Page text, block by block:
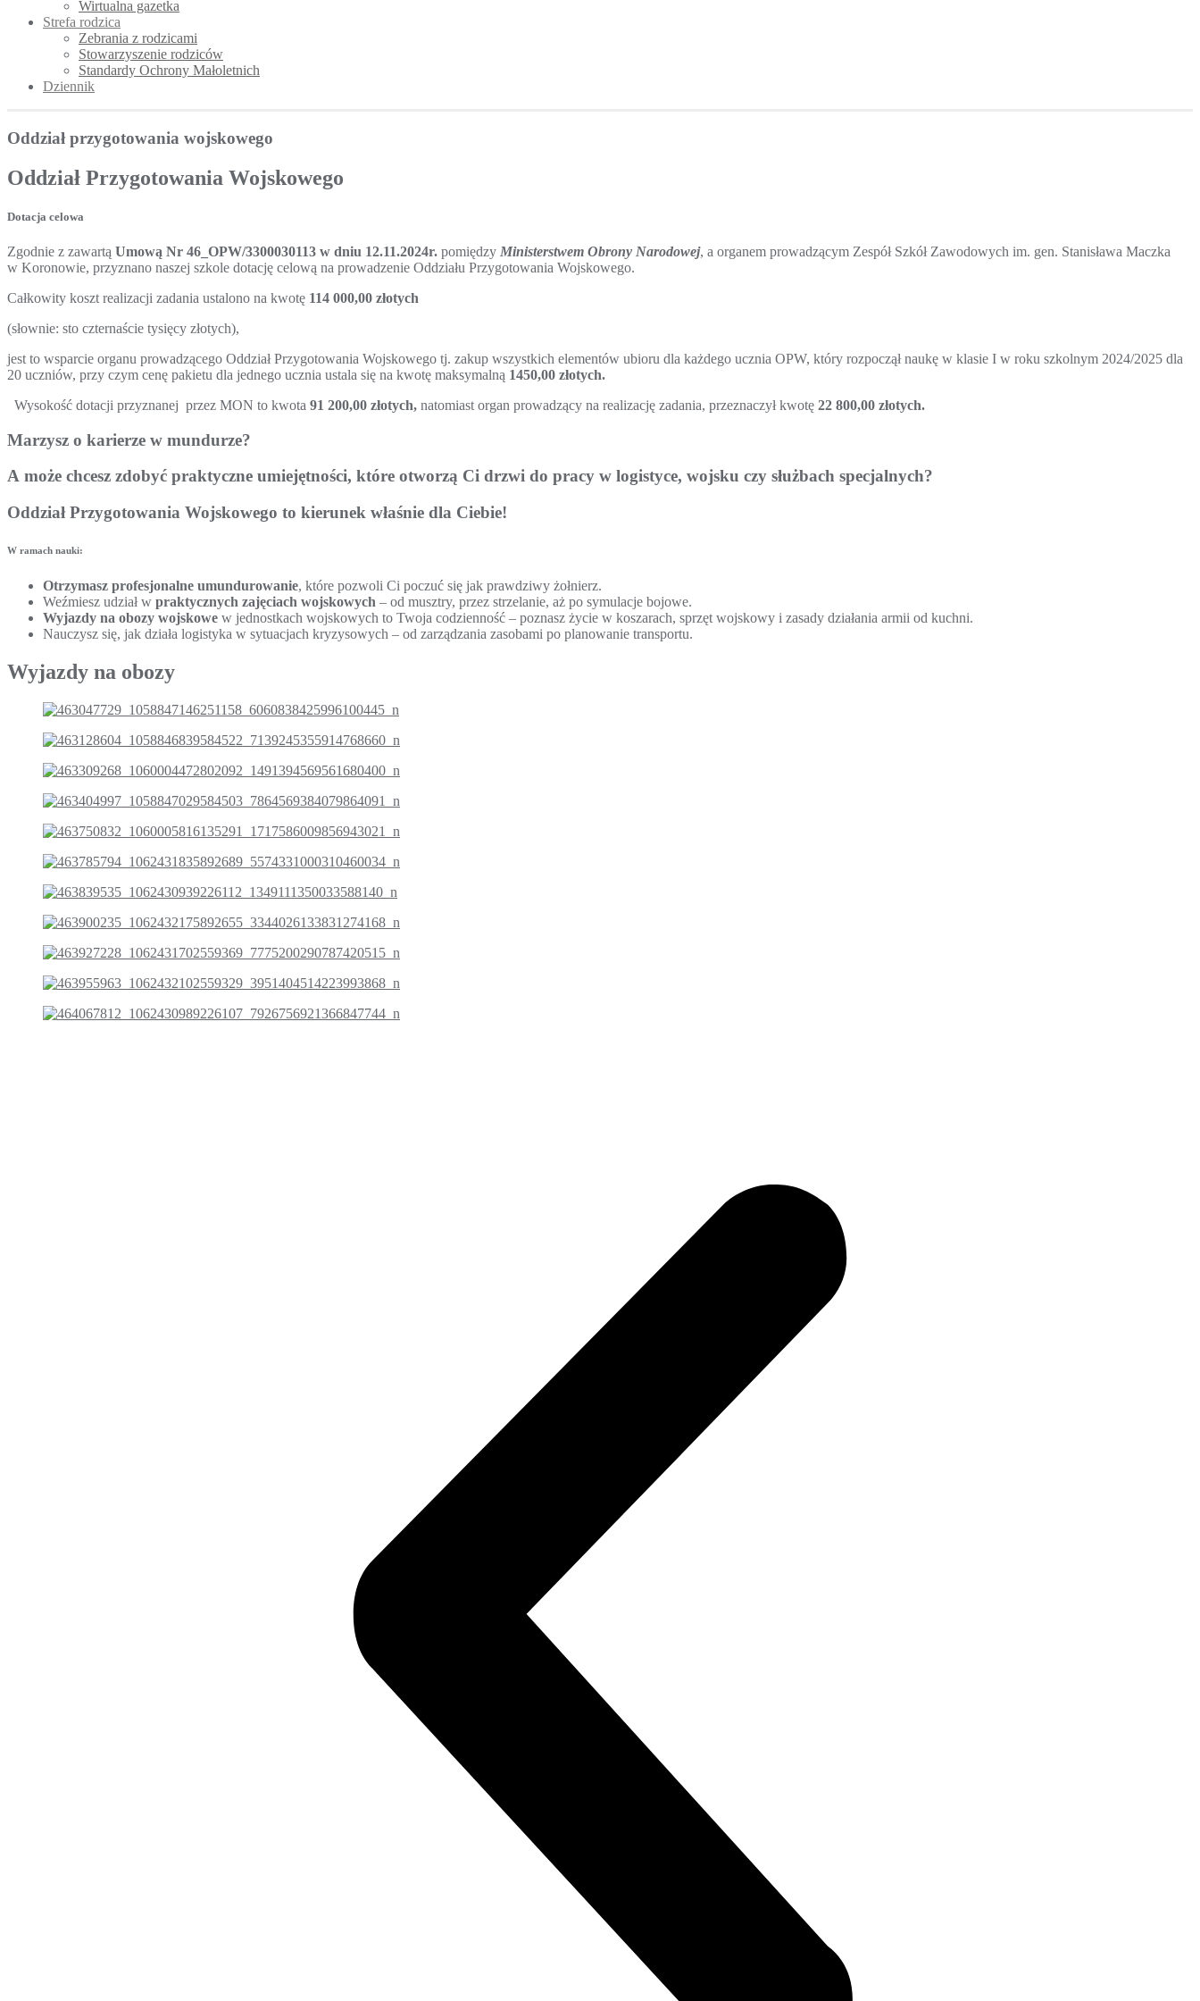
Wirtualna gazetka
Strefa rodzica
Zebrania z rodzicami
Stowarzyszenie rodziców
Standardy Ochrony Małoletnich
Dziennik
Oddział przygotowania wojskowego
Oddział Przygotowania Wojskowego
Dotacja celowa
Zgodnie z zawartą Umową Nr 46_OPW/3300030113 w dniu 12.11.2024r. pomiędzy Ministerstwem Obrony Narodowej, a organem prowadzącym Zespół Szkół Zawodowych im. gen. Stanisława Maczka
w Koronowie, przyznano naszej szkole dotację celową na prowadzenie Oddziału Przygotowania Wojskowego.
Całkowity koszt realizacji zadania ustalono na kwotę 114 000,00 złotych
(słownie: sto czternaście tysięcy złotych),
jest to wsparcie organu prowadzącego Oddział Przygotowania Wojskowego tj. zakup wszystkich elementów ubioru dla każdego ucznia OPW, który rozpoczął naukę w klasie I w roku szkolnym 2024/2025 dla
20 uczniów, przy czym cenę pakietu dla jednego ucznia ustala się na kwotę maksymalną 1450,00 złotych.
Wysokość dotacji przyznanej przez MON to kwota 91 200,00 złotych, natomiast organ prowadzący na realizację zadania, przeznaczył kwotę 22 800,00 złotych.
Marzysz o karierze w mundurze?
A może chcesz zdobyć praktyczne umiejętności, które otworzą Ci drzwi do pracy w logistyce, wojsku czy służbach specjalnych?
Oddział Przygotowania Wojskowego to kierunek właśnie dla Ciebie!
W ramach nauki:
Otrzymasz profesjonalne umundurowanie, które pozwoli Ci poczuć się jak prawdziwy żołnierz.
Weźmiesz udział w praktycznych zajęciach wojskowych – od musztry, przez strzelanie, aż po symulacje bojowe.
Wyjazdy na obozy wojskowe w jednostkach wojskowych to Twoja codzienność – poznasz życie w koszarach, sprzęt wojskowy i zasady działania armii od kuchni.
Nauczysz się, jak działa logistyka w sytuacjach kryzysowych – od zarządzania zasobami po planowanie transportu.
Wyjazdy na obozy